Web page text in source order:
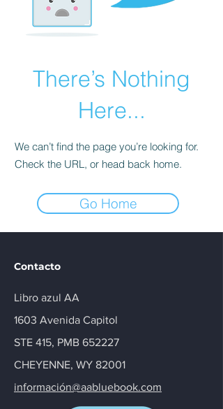
There’s Nothing
Here...
We can’t find the page you’re looking for.
Check the URL, or head back home.
Go Home
Contacto
Libro azul AA
1603 Avenida Capitol
STE 415, PMB 652227
CHEYENNE, WY 82001
información@aabluebook.com